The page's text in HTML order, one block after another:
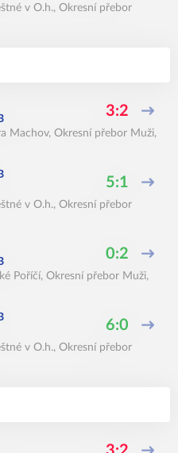
v O.h., Okresní přebor
3:2
Machov, Okresní přebor Muži,
5:1
v O.h., Okresní přebor
0:2
Poříčí, Okresní přebor Muži,
6:0
v O.h., Okresní přebor